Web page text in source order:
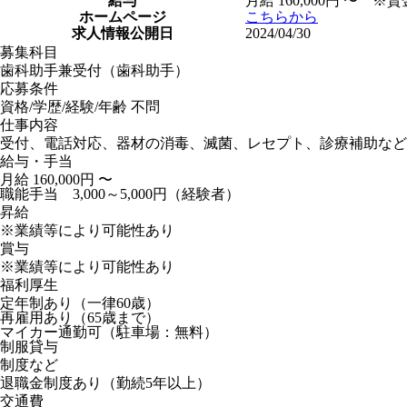
ホームページ
こちらから
求人情報公開日
2024/04/30
募集科目
歯科助手兼受付（歯科助手）
応募条件
資格/学歴/経験/年齢 不問
仕事内容
受付、電話対応、器材の消毒、滅菌、レセプト、診療補助など
給与・手当
月給 160,000円 〜
職能手当 3,000～5,000円（経験者）
昇給
※業績等により可能性あり
賞与
※業績等により可能性あり
福利厚生
定年制あり（一律60歳）
再雇用あり（65歳まで）
マイカー通勤可（駐車場：無料）
制服貸与
制度など
退職金制度あり（勤続5年以上）
交通費